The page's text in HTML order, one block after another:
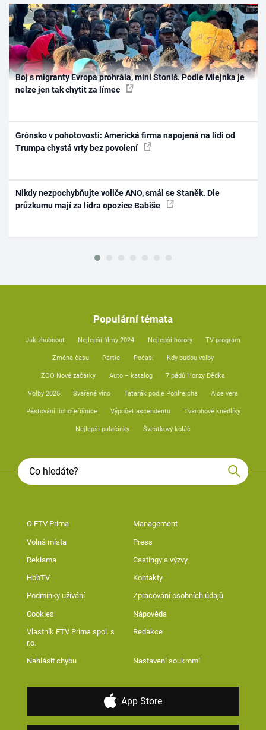
Boj s migranty Evropa prohrála, míní Stoniš. Podle Mlejnka je
nelze jen tak chytit za límec
Grónsko v pohotovosti: Americká firma napojená na lidi od
Trumpa chystá vrty bez povolení
Nikdy nezpochybňujte voliče ANO, smál se Staněk. Dle
průzkumu mají za lídra opozice Babiše
Populární témata
Jak zhubnout Nejlepší filmy 2024 Nejlepší horory TV program
Změna času Partie Počasí Kdy budou volby
ZOO Nové začátky Auto – katalog 7 pádů Honzy Dědka
Volby 2025 Svařené víno Tatarák podle Pohlreicha Aloe vera
Pěstování lichořeřišnice Výpočet ascendentu Tvarohové knedlíky
Nejlepší palačinky Švestkový koláč
O FTV Prima Management
Volná místa Press
Reklama Castingy a výzvy
HbbTV Kontakty
Podmínky užívání Zpracování osobních údajů
Cookies Nápověda
Vlastník FTV Prima spol. s
r.o.
Redakce
Nahlásit chybu Nastavení soukromí
App Store